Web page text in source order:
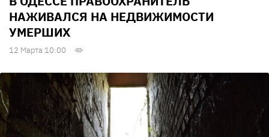
НАЖИВАЛСЯ НА НЕДВИЖИМОСТИ
УМЕРШИХ
12 Марта 10:00